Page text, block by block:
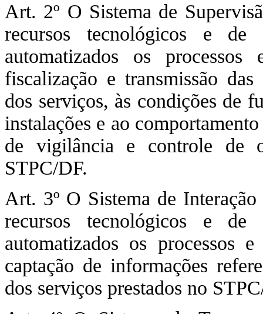
Art. 2º O Sistema de
recursos tecnológicos e
automatizados os processos
fiscalização e transmissão
dos serviços, às condições de
instalações e ao
de vigilância e controle de
STPC/DF.
Art. 3º O Sistema de
recursos tecnológicos e
automatizados os processos
captação de informações
dos serviços prestados no